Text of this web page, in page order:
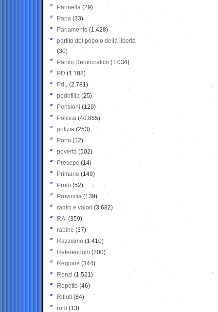
Pannella (29)
Papa (33)
Parlamento (1.428)
partito del popolo della libertà
(30)
Partito Democratico (1.034)
PD (1.188)
PdL (2.781)
pedofilia (25)
Pensioni (129)
Politica (40.855)
polizia (253)
Porto (12)
povertà (502)
Presepe (14)
Primarie (149)
Prodi (52)
Provincia (139)
radici e valori (3.682)
RAI (359)
rapine (37)
Razzismo (1.410)
Referendum (200)
Regione (344)
Renzi (1.521)
Repetto (46)
Rifiuti (84)
rom (13)